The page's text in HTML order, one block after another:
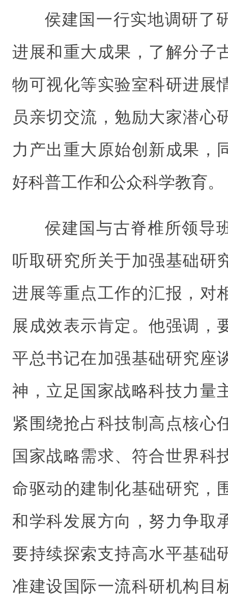
侯建国一行实地调研了
进展和重大成果，了解分子
物可视化等实验室科研进展
员亲切交流，勉励大家潜心
力产出重大原始创新成果，
好科普工作和公众科学教育。
侯建国与古脊椎所领导
听取研究所关于加强基础研
进展等重点工作的汇报，对
展成效表示肯定。他强调，
平总书记在加强基础研究座
神，立足国家战略科技力量
紧围绕抢占科技制高点核心
国家战略需求、符合世界科
命驱动的建制化基础研究，
和学科发展方向，努力争取
要持续探索支持高水平基础
准建设国际一流科研机构目